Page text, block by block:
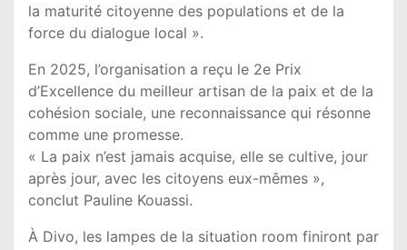
la maturité citoyenne des populations et de la
force du dialogue local ».
En 2025, l’organisation a reçu le 2e Prix
d’Excellence du meilleur artisan de la paix et de la
cohésion sociale, une reconnaissance qui résonne
comme une promesse.
« La paix n’est jamais acquise, elle se cultive, jour
après jour, avec les citoyens eux-mêmes »,
conclut Pauline Kouassi.
À Divo, les lampes de la situation room finiront par